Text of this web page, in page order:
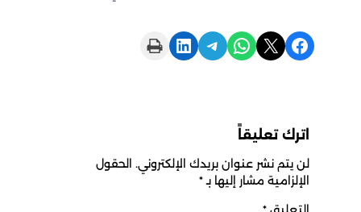
Share on Facebook
Share on X
Share on WhatsApp
Share on Telegram
Share on LinkedIn
Print this Page
اترك تعليقاً
لن يتم نشر عنوان بريدك الإلكتروني. الحقول
الإلزامية مشار إليها بـ *